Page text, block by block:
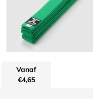
Vanaf
€4,65